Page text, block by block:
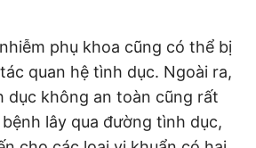
phụ khoa cũng có thể bị
quan hệ tình dục. Ngoài ra,
dục không an toàn cũng rất
lây qua đường tình dục,